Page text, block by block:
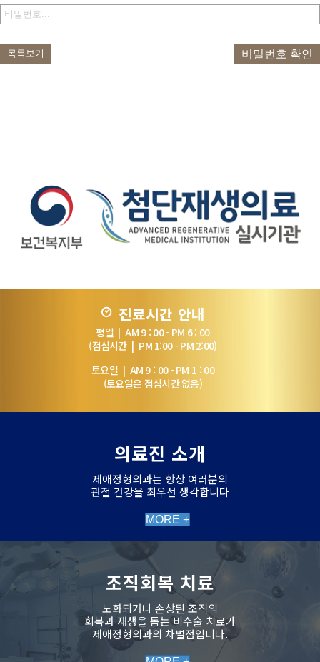
목록보기 비밀번호 확인
진료시간 안내
평일 | AM 9 : 00 - PM 6 : 00
(점심시간 | PM 1:00 - PM 2:00)
토요일 | AM 9 : 00 - PM 1 : 00
(토요일은 점심시간 없음)
의료진 소개
제애정형외과는 항상 여러분의
관절 건강을 최우선 생각합니다
MORE +
조직회복 치료
노화되거나 손상된 조직의
회복과 재생을 돕는 비수술 치료가
제애정형외과의 차별점입니다.